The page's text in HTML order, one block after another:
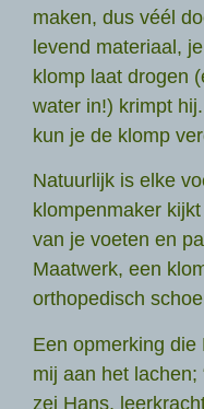
maken, dus véél
levend materiaal,
klomp laat drogen
water in!) krimpt
kun je de klomp
Natuurlijk is elke
klompenmaker
van je voeten en
Maatwerk, een
orthopedisch
Een opmerking
mij aan het lachen;
zei Hans,